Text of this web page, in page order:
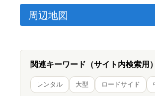
周辺地図
関連キーワード（サイト内検索用）
レンタル 大型 ロードサイド